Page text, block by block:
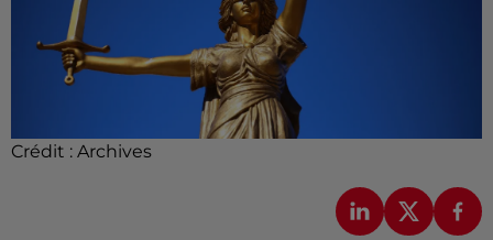
Crédit : Archives